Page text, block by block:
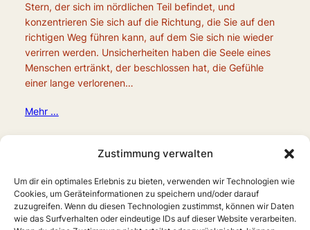
Zustimmung verwalten
Um dir ein optimales Erlebnis zu bieten, verwenden wir Technologien wie
Cookies, um Geräteinformationen zu speichern und/oder darauf
zuzugreifen. Wenn du diesen Technologien zustimmst, können wir Daten
wie das Surfverhalten oder eindeutige IDs auf dieser Website verarbeiten.
Stern, der sich im nördlichen Teil befindet, und
konzentrieren Sie sich auf die Richtung, die Sie auf den
richtigen Weg führen kann, auf dem Sie sich nie wieder
verirren werden. Unsicherheiten haben die Seele eines
Menschen ertränkt, der beschlossen hat, die Gefühle
einer lange verlorenen…
Mehr …